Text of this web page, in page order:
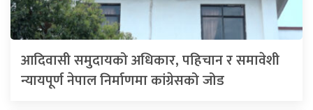
आदिवासी समुदायको अधिकार, पहिचान र समावेशी
न्यायपूर्ण नेपाल निर्माणमा कांग्रेसको जोड